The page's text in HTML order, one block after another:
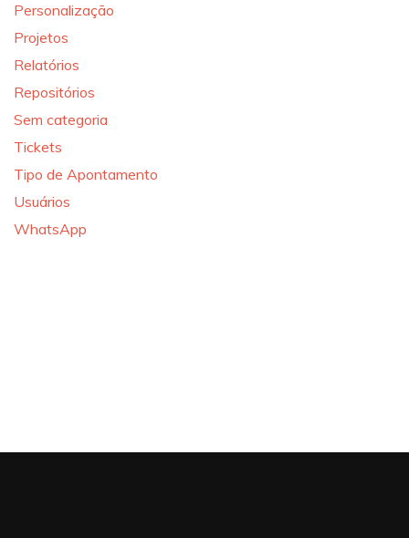
Personalização
Projetos
Relatórios
Repositórios
Sem categoria
Tickets
Tipo de Apontamento
Usuários
WhatsApp